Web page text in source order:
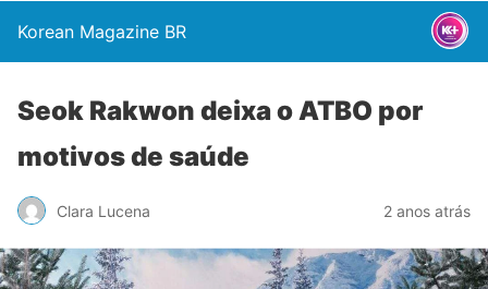
Korean Magazine BR
Seok Rakwon deixa o ATBO por
motivos de saúde
Clara Lucena 2 anos atrás